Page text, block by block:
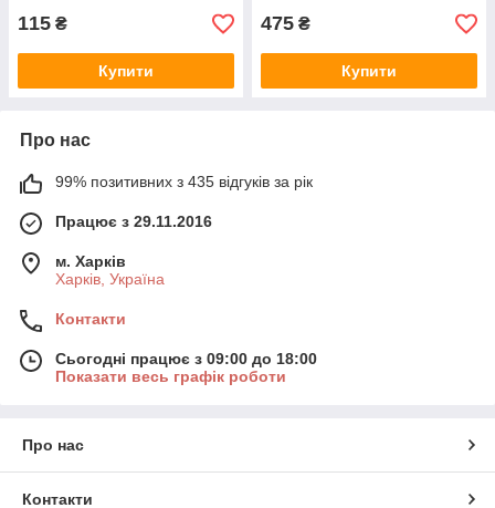
115 ₴
Купити
475 ₴
Купити
Про нас
99% позитивних з 435 відгуків за рік
Працює з 29.11.2016
м. Харків
Харків, Україна
Контакти
Сьогодні працює з 09:00 до 18:00
Показати весь графік роботи
Про нас
Контакти